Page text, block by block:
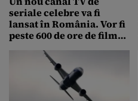
seriale celebre va fi
lansat în România. Vor fi
peste 600 de ore de filme